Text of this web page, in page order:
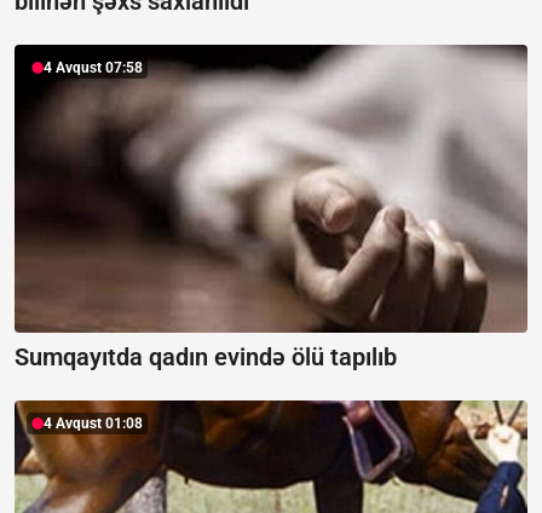
4 Avqust 07:58
Sumqayıtda qadın evində ölü tapılıb
4 Avqust 01:08